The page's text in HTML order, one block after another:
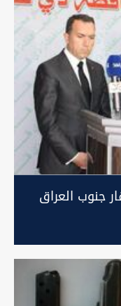
جنوب العراق